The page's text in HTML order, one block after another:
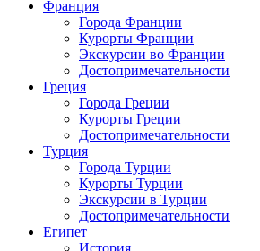
Франция
Города Франции
Курорты Франции
Экскурсии во Франции
Достопримечательности
Греция
Города Греции
Курорты Греции
Достопримечательности
Турция
Города Турции
Курорты Турции
Экскурсии в Турции
Достопримечательности
Египет
История